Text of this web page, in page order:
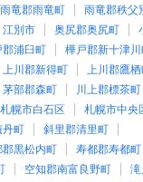
雨竜郡雨竜町
雨竜郡秩父
江別市 奥尻郡奥尻町
郡浦臼町
樺戸郡新十津
上川郡新得町
上川郡鷹
茅部郡森町
川上郡標茶町
札幌市白石区
札幌市中央
丹町
斜里郡清里町
郡黒松内町
寿都郡寿都町
空知郡南富良野町